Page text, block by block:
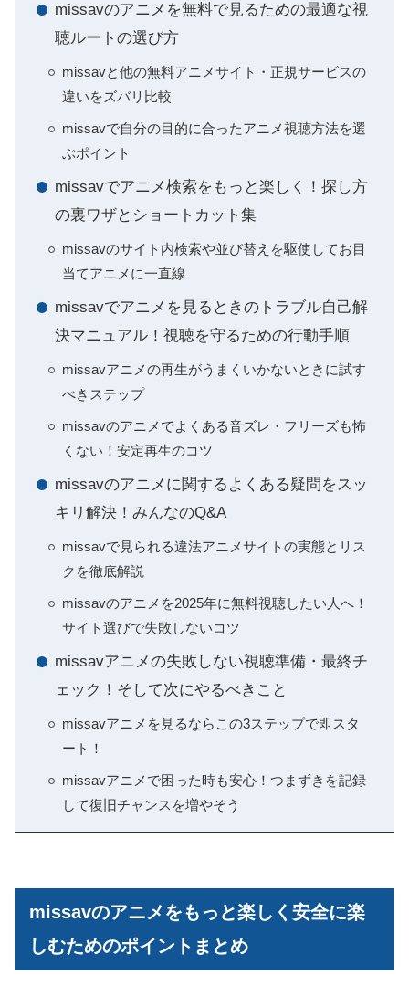
missavのアニメを無料で見るための最適な視
聴ルートの選び方
missavと他の無料アニメサイト・正規サービスの
違いをズバリ比較
missavで自分の目的に合ったアニメ視聴方法を選
ぶポイント
missavでアニメ検索をもっと楽しく！探し方
の裏ワザとショートカット集
missavのサイト内検索や並び替えを駆使してお目
当てアニメに一直線
missavでアニメを見るときのトラブル自己解
決マニュアル！視聴を守るための行動手順
missavアニメの再生がうまくいかないときに試す
べきステップ
missavのアニメでよくある音ズレ・フリーズも怖
くない！安定再生のコツ
missavのアニメに関するよくある疑問をスッ
キリ解決！みんなのQ&A
missavで見られる違法アニメサイトの実態とリス
クを徹底解説
missavのアニメを2025年に無料視聴したい人へ！
サイト選びで失敗しないコツ
missavアニメの失敗しない視聴準備・最終チ
ェック！そして次にやるべきこと
missavアニメを見るならこの3ステップで即スタ
ート！
missavアニメで困った時も安心！つまずきを記録
して復旧チャンスを増やそう
missavのアニメをもっと楽しく安全に楽
しむためのポイントまとめ